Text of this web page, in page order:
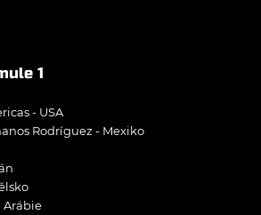
1
- USA
Rodríguez - Mexiko
Arábie